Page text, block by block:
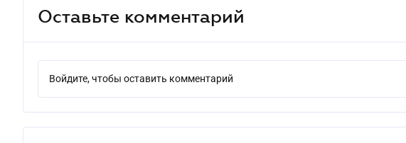
Оставьте комментарий
Войдите, чтобы оставить комментарий